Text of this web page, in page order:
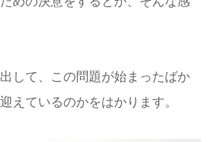
して、この問題が始まったばか
えているのかをはかります。